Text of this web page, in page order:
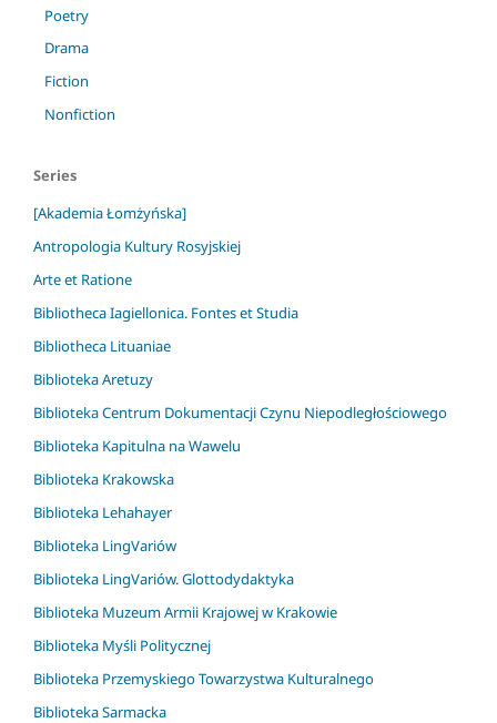
Poetry
Drama
Fiction
Nonfiction
Series
[Akademia Łomżyńska]
Antropologia Kultury Rosyjskiej
Arte et Ratione
Bibliotheca Iagiellonica. Fontes et Studia
Bibliotheca Lituaniae
Biblioteka Aretuzy
Biblioteka Centrum Dokumentacji Czynu Niepodległościowego
Biblioteka Kapitulna na Wawelu
Biblioteka Krakowska
Biblioteka Lehahayer
Biblioteka LingVariów
Biblioteka LingVariów. Glottodydaktyka
Biblioteka Muzeum Armii Krajowej w Krakowie
Biblioteka Myśli Politycznej
Biblioteka Przemyskiego Towarzystwa Kulturalnego
Biblioteka Sarmacka